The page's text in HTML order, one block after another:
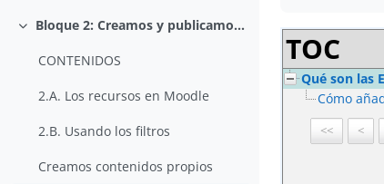
Colapsar Bloque 2: Creamos y publicamos contenidos
CONTENIDOS
2.A. Los recursos en Moodle
2.B. Usando los filtros
Creamos contenidos propios
TOC
Qué son las
Cómo
<< <